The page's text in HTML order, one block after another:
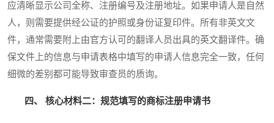
应清晰显示公司全称、注册编号及注册地址。如果申请人是自然
人，则需要提供经公证的护照或身份证复印件。所有非英文文
件，通常需要附上由官方认可的翻译人员出具的英文翻译件。确
保文件上的信息与申请表格中填写的申请人信息完全一致，任何
细微的差别都可能导致审查员的质询。
四、 核心材料二：规范填写的商标注册申请书